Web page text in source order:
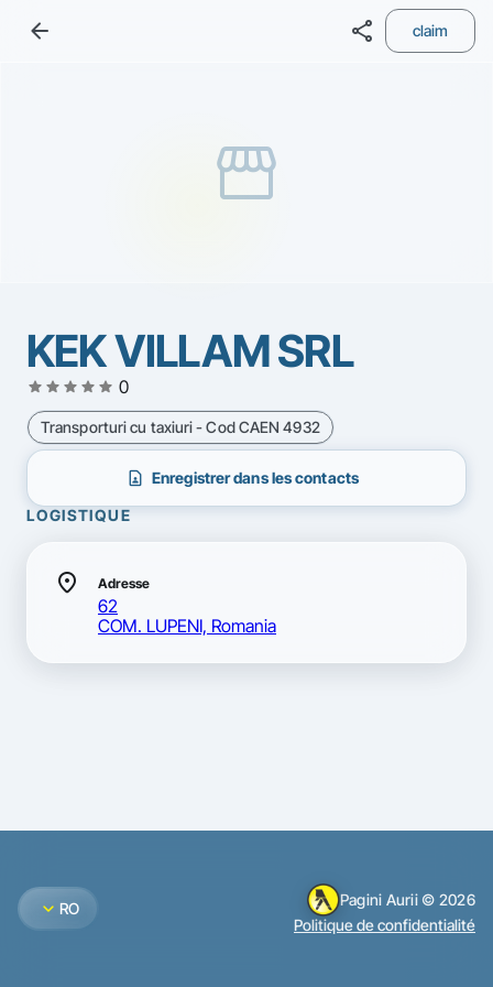
arrow_back share claim
storefront
KEK VILLAM SRL
star star star star star 0
Transporturi cu taxiuri - Cod CAEN 4932
contact_page Enregistrer dans les contacts
LOGISTIQUE
location_on Adresse
62
COM. LUPENI, Romania
expand_more RO
Pagini Aurii © 2026
Politique de confidentialité